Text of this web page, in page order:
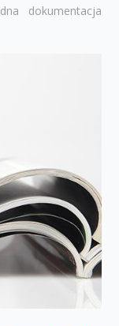
dokumentacja